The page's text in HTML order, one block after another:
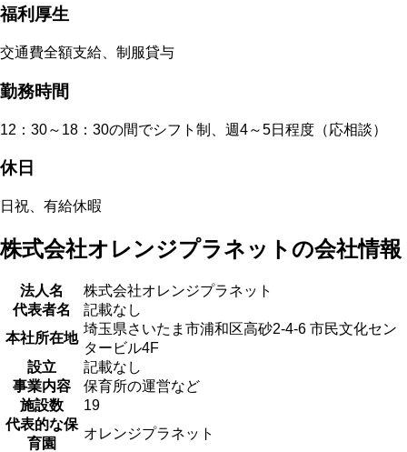
福利厚生
交通費全額支給、制服貸与
勤務時間
12：30～18：30の間でシフト制、週4～5日程度（応相談）
休日
日祝、有給休暇
株式会社オレンジプラネットの会社情報
法人名
株式会社オレンジプラネット
代表者名
記載なし
本社所在地
埼玉県さいたま市浦和区高砂2-4-6 市民文化セン
タービル4F
設立
記載なし
事業内容
保育所の運営など
施設数
19
代表的な保
育園
オレンジプラネット